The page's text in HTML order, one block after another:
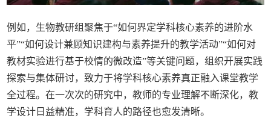
例如，生物教研组聚焦于“如何界定学科核心素养的进阶水
平”“如何设计兼顾知识建构与素养提升的教学活动”“如何对
教材实验进行基于校情的微改造”等关键问题，组织开展实践
探索与集体研讨，致力于将学科核心素养真正融入课堂教学
全过程。在一次次的研究中，教师的专业理解不断深化，教
学设计日益精准，学科育人的路径也愈发清晰。